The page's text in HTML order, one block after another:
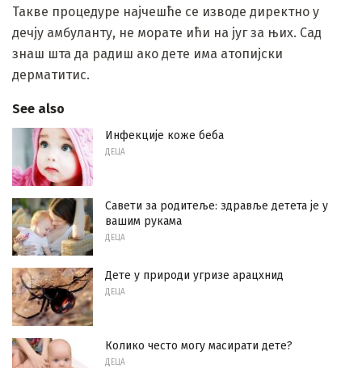
Такве процедуре најчешће се изводе директно у
дечју амбуланту, не морате ићи на југ за њих. Сад
знаш шта да радиш ако дете има атопијски
дерматитис.
See also
Инфекције коже беба
ДЕЦА
Савети за родитеље: здравље детета је у
вашим рукама
ДЕЦА
Дете у природи угризе арацхнид
ДЕЦА
Колико често могу масирати дете?
ДЕЦА